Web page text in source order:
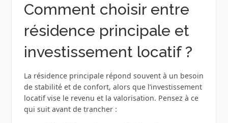
Comment choisir entre
résidence principale et
investissement locatif ?
La résidence principale répond souvent à un besoin
de stabilité et de confort, alors que l’investissement
locatif vise le revenu et la valorisation. Pensez à ce
qui suit avant de trancher :